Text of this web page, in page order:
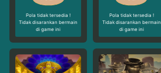
Pola tidak tersedia !
Tidak disarankan bermain
di game ini
Pola tidak tersedia !
Tidak disarankan bermain
di game ini